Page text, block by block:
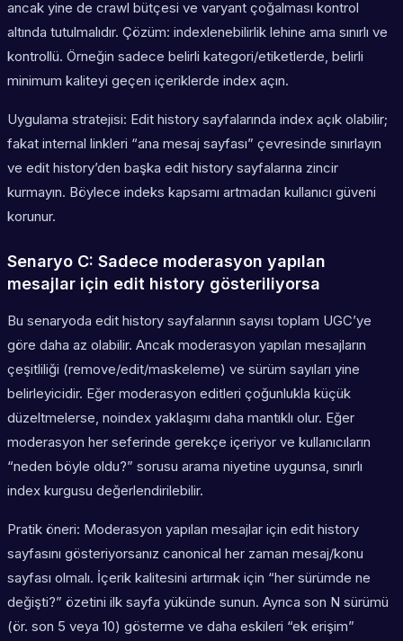
ancak yine de crawl bütçesi ve varyant çoğalması kontrol
altında tutulmalıdır. Çözüm: indexlenebilirlik lehine ama sınırlı ve
kontrollü. Örneğin sadece belirli kategori/etiketlerde, belirli
minimum kaliteyi geçen içeriklerde index açın.
Uygulama stratejisi: Edit history sayfalarında index açık olabilir;
fakat internal linkleri “ana mesaj sayfası” çevresinde sınırlayın
ve edit history’den başka edit history sayfalarına zincir
kurmayın. Böylece indeks kapsamı artmadan kullanıcı güveni
korunur.
Senaryo C: Sadece moderasyon yapılan
mesajlar için edit history gösteriliyorsa
Bu senaryoda edit history sayfalarının sayısı toplam UGC’ye
göre daha az olabilir. Ancak moderasyon yapılan mesajların
çeşitliliği (remove/edit/maskeleme) ve sürüm sayıları yine
belirleyicidir. Eğer moderasyon editleri çoğunlukla küçük
düzeltmelerse, noindex yaklaşımı daha mantıklı olur. Eğer
moderasyon her seferinde gerekçe içeriyor ve kullanıcıların
“neden böyle oldu?” sorusu arama niyetine uygunsa, sınırlı
index kurgusu değerlendirilebilir.
Pratik öneri: Moderasyon yapılan mesajlar için edit history
sayfasını gösteriyorsanız canonical her zaman mesaj/konu
sayfası olmalı. İçerik kalitesini artırmak için “her sürümde ne
değişti?” özetini ilk sayfa yükünde sunun. Ayrıca son N sürümü
(ör. son 5 veya 10) gösterme ve daha eskileri “ek erişim”